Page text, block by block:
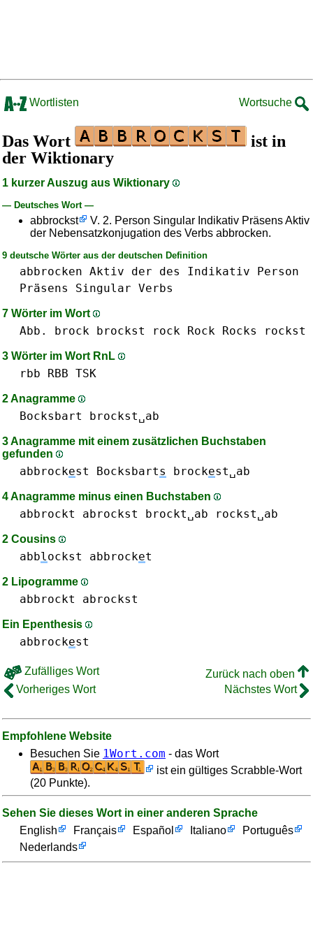
Wortlisten Wortsuche
Das Wort
ist in
der Wiktionary
1 kurzer Auszug aus Wiktionary
— Deutsches Wort —
abbrockst
V. 2. Person Singular Indikativ Präsens Aktiv
der Nebensatzkonjugation des Verbs abbrocken.
9 deutsche Wörter aus der deutschen Definition
abbrocken Aktiv der des Indikativ
Person
Präsens
Singular Verbs
7 Wörter im Wort
Abb. brock brockst rock Rock Rocks rockst
3 Wörter im Wort RnL
rbb RBB TSK
2 Anagramme
Bocksbart brockst␣ab
3 Anagramme mit einem zusätzlichen Buchstaben
gefunden
abbrockest Bocksbarts brockest␣ab
4 Anagramme minus einen Buchstaben
abbrockt abrockst brockt␣ab rockst␣ab
2 Cousins
abblockst abbrocket
2 Lipogramme
abbrockt abrockst
Ein Epenthesis
abbrockest
Zufälliges Wort
Zurück nach oben
Vorheriges Wort
Nächstes Wort
Empfohlene Website
Besuchen Sie 1Wort.com - das Wort
ist ein gültiges Scrabble-Wort
(20 Punkte).
Sehen Sie dieses Wort in einer anderen Sprache
English
Français Español Italiano
Português
Nederlands